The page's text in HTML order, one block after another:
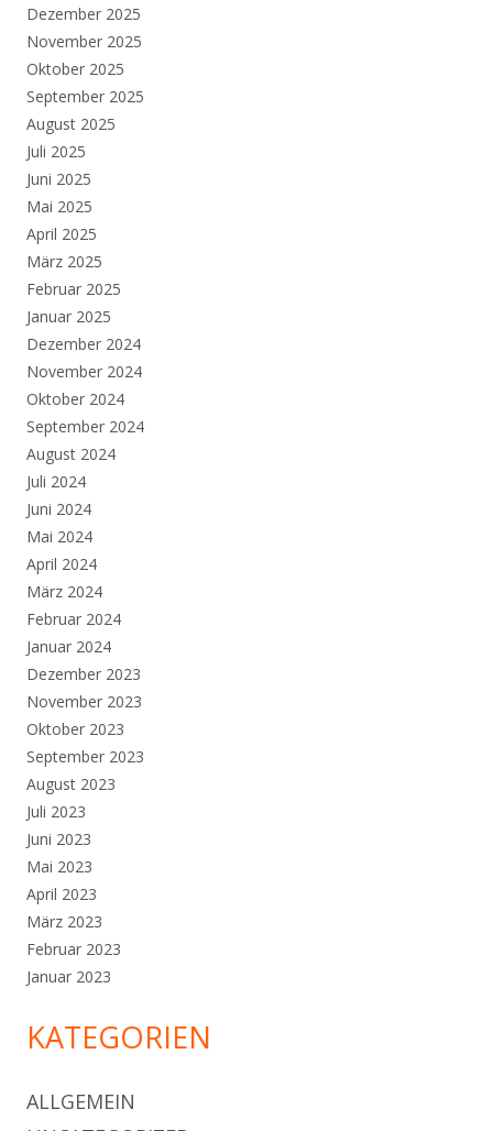
Dezember 2025
November 2025
Oktober 2025
September 2025
August 2025
Juli 2025
Juni 2025
Mai 2025
April 2025
März 2025
Februar 2025
Januar 2025
Dezember 2024
November 2024
Oktober 2024
September 2024
August 2024
Juli 2024
Juni 2024
Mai 2024
April 2024
März 2024
Februar 2024
Januar 2024
Dezember 2023
November 2023
Oktober 2023
September 2023
August 2023
Juli 2023
Juni 2023
Mai 2023
April 2023
März 2023
Februar 2023
Januar 2023
KATEGORIEN
ALLGEMEIN